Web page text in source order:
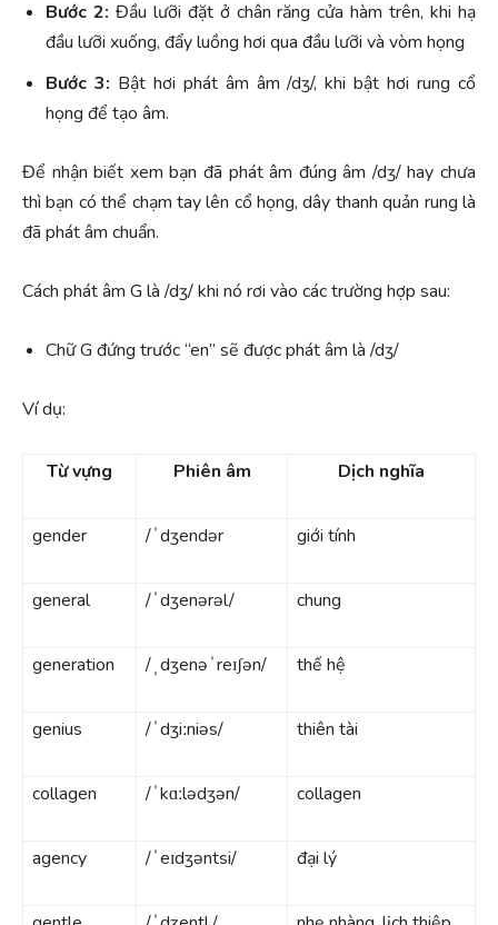
Bước 2: Đầu lưỡi đặt ở chân răng cửa hàm trên, khi hạ
đầu lưỡi xuống, đẩy luồng hơi qua đầu lưỡi và vòm họng
Bước 3: Bật hơi phát âm âm /dʒ/, khi bật hơi rung cổ
họng để tạo âm.
Để nhận biết xem bạn đã phát âm đúng âm /dʒ/ hay chưa
thì bạn có thể chạm tay lên cổ họng, dây thanh quản rung là
đã phát âm chuẩn.
Cách phát âm G là /dʒ/ khi nó rơi vào các trường hợp sau:
Chữ G đứng trước “en” sẽ được phát âm là /dʒ/
Ví dụ:
Từ vựng Phiên âm Dịch nghĩa
gender /ˈdʒendər giới tính
general /ˈdʒenərəl/ chung
generation /ˌdʒenəˈreɪʃən/ thế hệ
genius /ˈdʒiːniəs/ thiên tài
collagen /ˈkɑːlədʒən/ collagen
agency /ˈeɪdʒəntsi/ đại lý